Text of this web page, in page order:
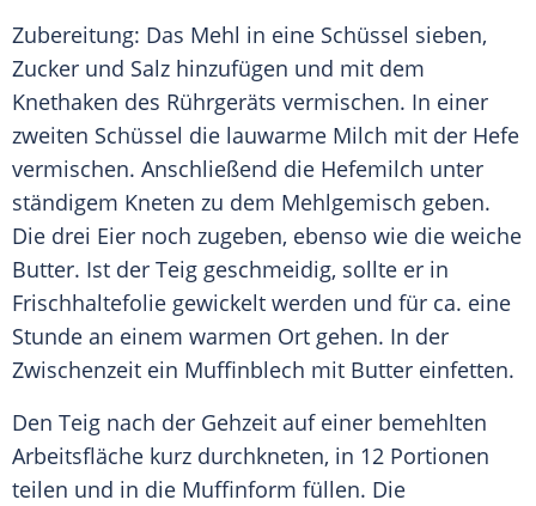
Zubereitung: Das Mehl in eine Schüssel sieben,
Zucker und Salz hinzufügen und mit dem
Knethaken des Rührgeräts vermischen. In einer
zweiten Schüssel die lauwarme Milch mit der Hefe
vermischen. Anschließend die Hefemilch unter
ständigem Kneten zu dem Mehlgemisch geben.
Die drei Eier noch zugeben, ebenso wie die weiche
Butter. Ist der Teig geschmeidig, sollte er in
Frischhaltefolie gewickelt werden und für ca. eine
Stunde an einem warmen Ort gehen. In der
Zwischenzeit ein Muffinblech mit Butter einfetten.
Den Teig nach der Gehzeit auf einer bemehlten
Arbeitsfläche kurz durchkneten, in 12 Portionen
teilen und in die Muffinform füllen. Die